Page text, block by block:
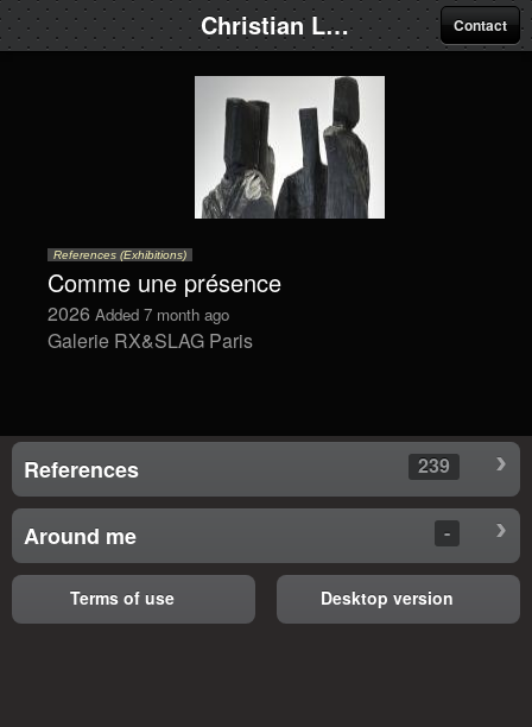
Christian Lapie Contact
References (Exhibitions)
Comme une présence
2026 Added 7 month ago
Galerie RX&SLAG Paris
References 239
Around me -
Terms of use Desktop version